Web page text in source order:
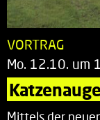
VORTRAG
Mo. 12.10. um
Mittels der